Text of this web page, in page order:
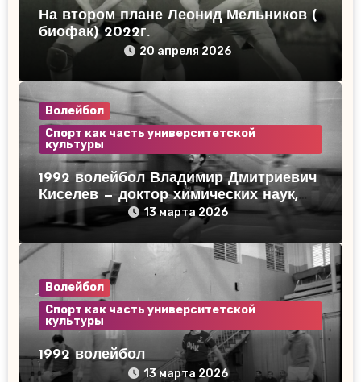
На втором плане Леонид Мельников (
биофак) 2022г.
20 апреля 2026
Волейбол
Спорт как часть университетской
культуры
1992 волейбол Владимир Дмитриевич
Киселев — доктор химических наук,
профессор. Один из лучших игроков в
спартакиаде ( химфак).
13 марта 2026
Волейбол
Спорт как часть университетской
культуры
1992 волейбол
13 марта 2026